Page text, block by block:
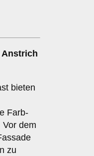
Anstrich
bieten
Farb-
Vor dem
zu